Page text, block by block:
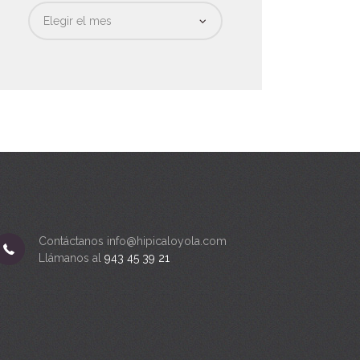
Contáctanos info@hipicaloyola.com
Llámanos al 943 45 39 21